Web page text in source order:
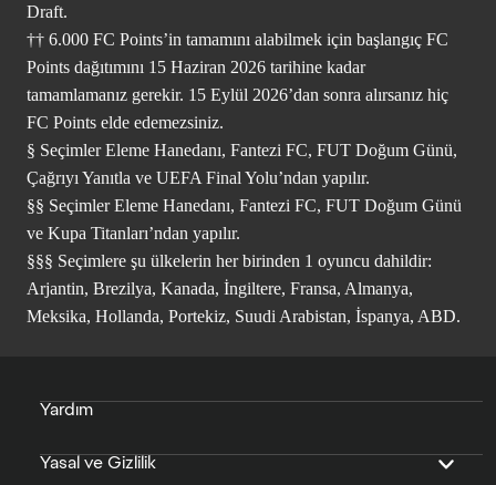
Draft.
†† 6.000 FC Points’in tamamını alabilmek için başlangıç FC
Points dağıtımını 15 Haziran 2026 tarihine kadar
tamamlamanız gerekir. 15 Eylül 2026’dan sonra alırsanız hiç
FC Points elde edemezsiniz.
§ Seçimler Eleme Hanedanı, Fantezi FC, FUT Doğum Günü,
Çağrıyı Yanıtla ve UEFA Final Yolu’ndan yapılır.
§§ Seçimler Eleme Hanedanı, Fantezi FC, FUT Doğum Günü
ve Kupa Titanları’ndan yapılır.
§§§ Seçimlere şu ülkelerin her birinden 1 oyuncu dahildir:
Arjantin, Brezilya, Kanada, İngiltere, Fransa, Almanya,
Meksika, Hollanda, Portekiz, Suudi Arabistan, İspanya, ABD.
Yardım
Yasal ve Gizlilik